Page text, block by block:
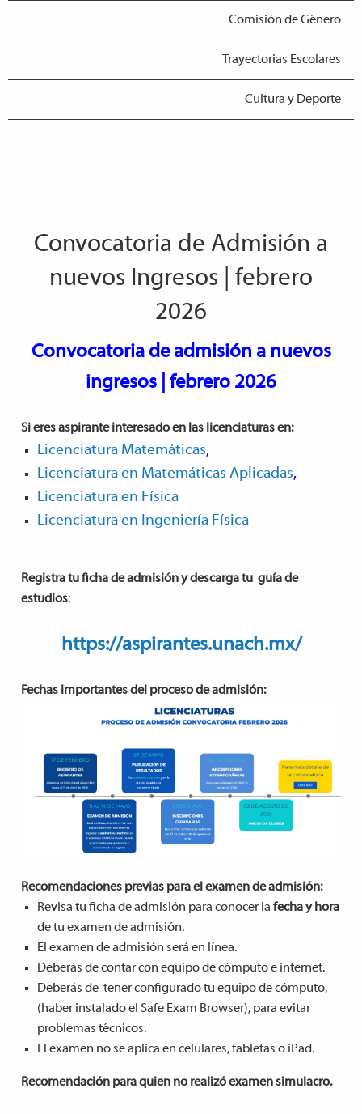
Comisión de Género
Trayectorias Escolares
Cultura y Deporte
Convocatoria de Admisión a
nuevos Ingresos | febrero
2026
Convocatoria de admisión a nuevos
ingresos | febrero 2026
Si eres aspirante interesado en las licenciaturas en:
Licenciatura Matemáticas,
Licenciatura en Matemáticas Aplicadas,
Licenciatura en Física
Licenciatura en Ingeniería Física
Registra tu ficha de admisión y descarga tu guía de
estudios:
https://aspirantes.unach.mx/
Fechas importantes del proceso de admisión:
Recomendaciones previas para el examen de admisión:
Revisa tu ficha de admisión para conocer la fecha y hora
de tu examen de admisión.
El examen de admisión será en línea.
Deberás de contar con equipo de cómputo e internet.
Deberás de tener configurado tu equipo de cómputo,
(haber instalado el Safe Exam Browser), para evitar
problemas técnicos.
El examen no se aplica en celulares, tabletas o iPad.
Recomendación para quien no realizó examen simulacro.